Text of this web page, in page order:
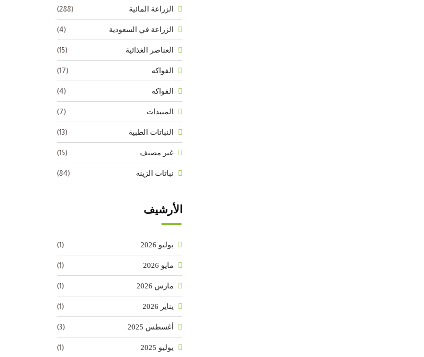
الزراعة المائية (288)
الزراعة في السعودية (4)
العناصر الغذائية (15)
الفواكه (17)
الفواكه (4)
المبيدات (7)
النباتات الطبية (13)
غير مصنف (15)
نباتات الزينة (84)
الأرشيف
يوليو 2026 (1)
مايو 2026 (1)
مارس 2026 (1)
يناير 2026 (1)
أغسطس 2025 (3)
يوليو 2025 (1)